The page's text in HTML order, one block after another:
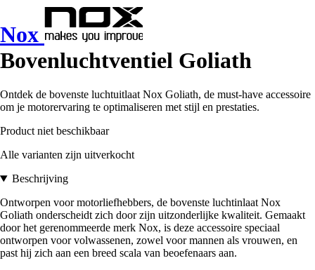
Nox
Bovenluchtventiel Goliath
Ontdek de bovenste luchtuitlaat Nox Goliath, de must-have accessoire
om je motorervaring te optimaliseren met stijl en prestaties.
Product niet beschikbaar
Alle varianten zijn uitverkocht
Beschrijving
Ontworpen voor motorliefhebbers, de bovenste luchtinlaat Nox
Goliath onderscheidt zich door zijn uitzonderlijke kwaliteit. Gemaakt
door het gerenommeerde merk Nox, is deze accessoire speciaal
ontworpen voor volwassenen, zowel voor mannen als vrouwen, en
past hij zich aan een breed scala van beoefenaars aan.